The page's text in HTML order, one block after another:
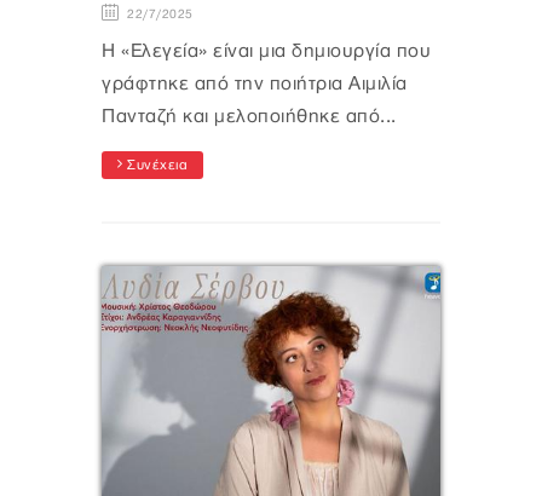
22/7/2025
Η «Ελεγεία» είναι μια δημιουργία που
γράφτηκε από την ποιήτρια Αιμιλία
Πανταζή και μελοποιήθηκε από...
Συνέχεια